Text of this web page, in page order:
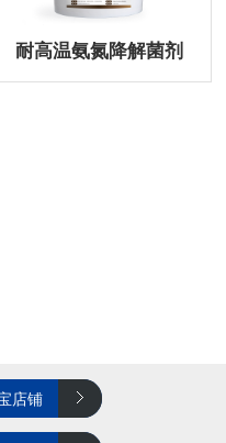
耐高温氨氮降解菌剂
店铺